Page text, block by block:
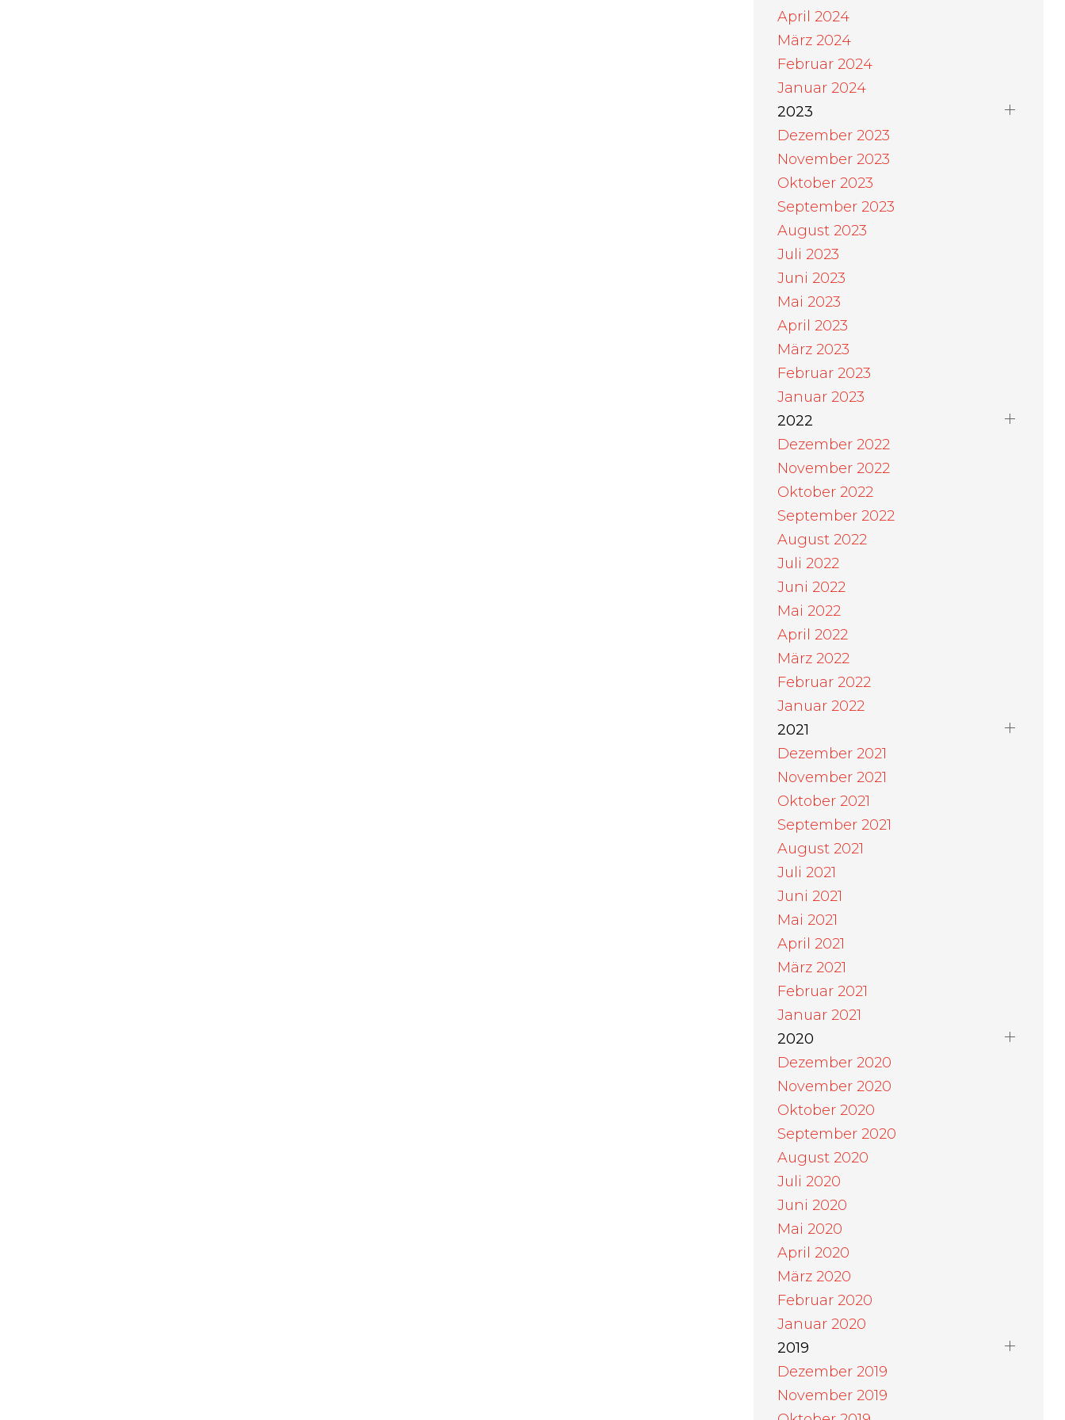
April 2024
März 2024
Februar 2024
Januar 2024
2023
Dezember 2023
November 2023
Oktober 2023
September 2023
August 2023
Juli 2023
Juni 2023
Mai 2023
April 2023
März 2023
Februar 2023
Januar 2023
2022
Dezember 2022
November 2022
Oktober 2022
September 2022
August 2022
Juli 2022
Juni 2022
Mai 2022
April 2022
März 2022
Februar 2022
Januar 2022
2021
Dezember 2021
November 2021
Oktober 2021
September 2021
August 2021
Juli 2021
Juni 2021
Mai 2021
April 2021
März 2021
Februar 2021
Januar 2021
2020
Dezember 2020
November 2020
Oktober 2020
September 2020
August 2020
Juli 2020
Juni 2020
Mai 2020
April 2020
März 2020
Februar 2020
Januar 2020
2019
Dezember 2019
November 2019